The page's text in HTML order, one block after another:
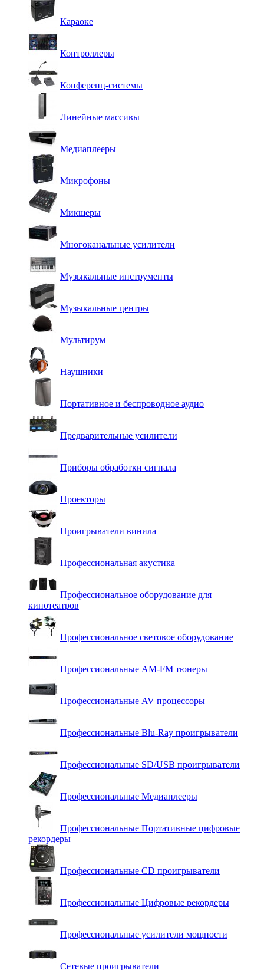
Караоке
Контроллеры
Конференц-системы
Линейные массивы
Медиаплееры
Микрофоны
Микшеры
Многоканальные усилители
Музыкальные инструменты
Музыкальные центры
Мультирум
Наушники
Портативное и беспроводное аудио
Предварительные усилители
Приборы обработки сигнала
Проекторы
Проигрыватели винила
Профессиональная акустика
Профессиональное оборудование для
кинотеатров
Профессиональное световое оборудование
Профессиональные AM-FM тюнеры
Профессиональные AV процессоры
Профессиональные Blu-Ray проигрыватели
Профессиональные SD/USB проигрыватели
Профессиональные Медиаплееры
Профессиональные Портативные цифровые
рекордеры
Профессиональные СD проигрыватели
Профессиональные Цифровые рекордеры
Профессиональные усилители мощности
Сетевые проигрыватели